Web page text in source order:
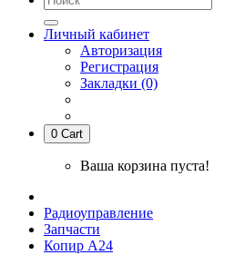
Личный кабинет
Авторизация
Регистрация
Закладки (0)
0 Cart
Ваша корзина пуста!
Радиоуправление
Запчасти
Копир А24